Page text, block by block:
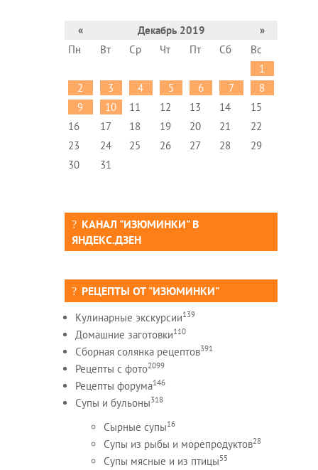
« Декабрь 2019
»
Пн
Вт Ср Чт Пт Сб
Вс
1
2
3 4 5 6 7
8
9
10 11 12 13 14
15
16
17 18 19 20 21
22
23
24 25 26 27 28
29
30
31
КАНАЛ "ИЗЮМИНКИ" В
ЯНДЕКС.ДЗЕН
РЕЦЕПТЫ ОТ "ИЗЮМИНКИ"
Кулинарные экскурсии139
Домашние заготовки110
Сборная солянка рецептов391
Рецепты c фото2099
Рецепты форума146
Супы и бульоны318
Сырные супы16
Супы из рыбы и морепродуктов28
Супы мясные и из птицы55